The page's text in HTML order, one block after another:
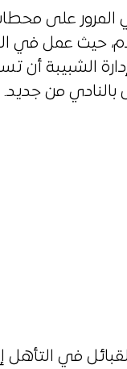
على
حيث عمل في
الشبيبة أن
من جديد.
في التأهل